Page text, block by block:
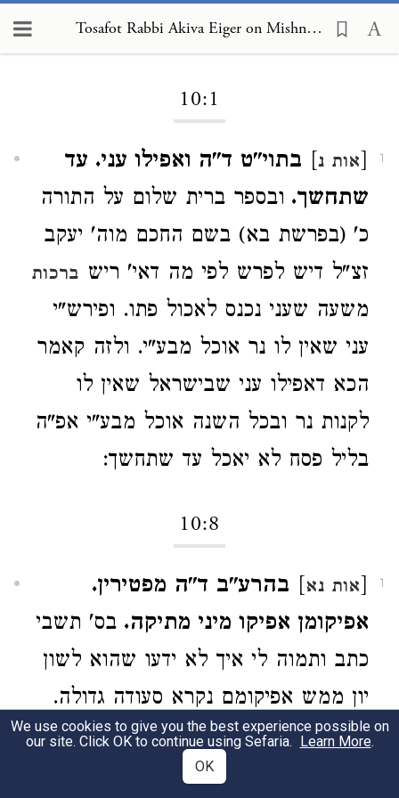
Tosafot Rabbi Akiva Eiger on Mishnah Pesachim 10:1
10:1
1
[אות נ] בתוי"ט ד"ה ואפילו עני. עד
שתחשך. ובספר ברית שלום על התורה
כ' (בפרשת בא) בשם החכם מוה' יעקב
זצ"ל דיש לפרש לפי מה דאי' ריש ברכות
משעה שעני נכנס לאכול פתו. ופירש"י
עני שאין לו נר אוכל מבע"י. ולזה קאמר
הכא דאפילו עני שבישראל שאין לו
לקנות נר ובכל השנה אוכל מבע"י אפ"ה
בליל פסח לא יאכל עד שתחשך:
10:8
1
[אות נא] בהרע"ב ד"ה מפטירין.
אפיקומן אפיקו מיני מתיקה. בס' תשבי
כתב ותמוה לי איך לא ידעו שהוא לשון
יון ממש אפיקומם נקרא סעודה גדולה.
ומה שאוכלים אחר הסעודה נקרא
We use cookies to give you the best experience possible on
our site. Click OK to continue using Sefaria. Learn More.
OK